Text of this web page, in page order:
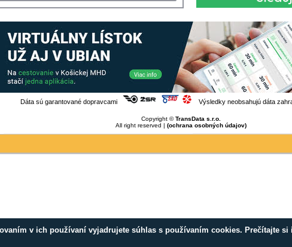
Dáta sú garantované dopravcami Výsledky neobsahujú dáta
Copyright ©TransData s.r.o.
All right reserved | (ochrana osobných údajov)
v ich používaní vyjadrujete súhlas s používaním cookies. Prečítajte